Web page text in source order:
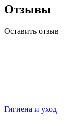
Отзывы
Оставить отзыв
Гигиена и уход